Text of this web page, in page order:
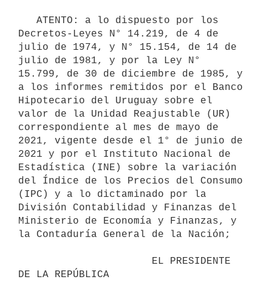
Decretos-Leyes N° 14.219, de 4 de
julio de 1974, y N° 15.154, de 14 de
julio de 1981, y por la Ley N°
15.799, de 30 de diciembre de 1985, y
a los informes remitidos por el Banco
Hipotecario del Uruguay sobre el
valor de la Unidad Reajustable (UR)
correspondiente al mes de mayo de
2021, vigente desde el 1° de junio de
2021 y por el Instituto Nacional de
Estadística (INE) sobre la variación
del Índice de los Precios del Consumo
(IPC) y a lo dictaminado por la
División Contabilidad y Finanzas del
Ministerio de Economía y Finanzas, y
la Contaduría General de la Nación;
DE LA REPÚBLICA